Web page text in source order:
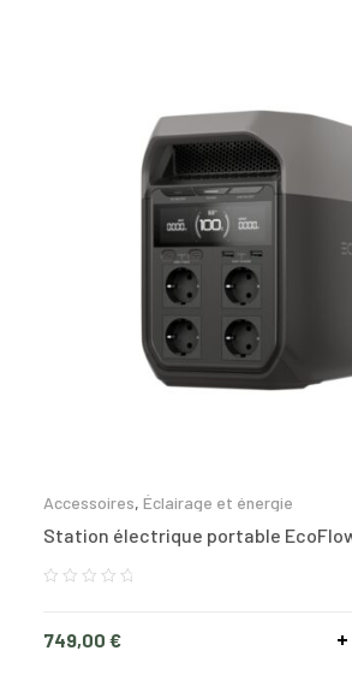
Accessoires, Éclairage et énergie
Station électrique portable
749,00 €